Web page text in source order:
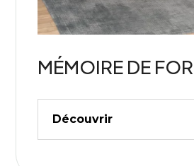
MÉMOIRE DE
Découvrir